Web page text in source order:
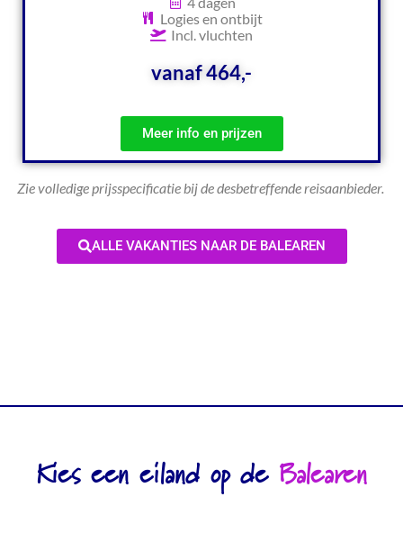
Logies en ontbijt
Incl. vluchten
vanaf 464,-
Meer info en prijzen
Zie volledige prijsspecificatie bij de desbetreffende reisaanbieder.
ALLE VAKANTIES NAAR DE BALEAREN
Kies een eiland op de Balearen